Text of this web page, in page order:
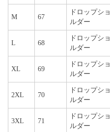
M 67
ドロップショ
ルダー
L 68
ドロップショ
ルダー
XL 69
ドロップショ
ルダー
2XL 70
ドロップショ
ルダー
3XL 71
ドロップショ
ルダー